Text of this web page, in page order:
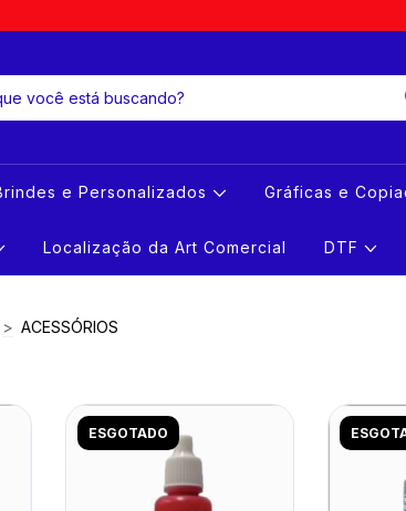
e Personalizados Gráficas e
Localização da Art Comercial DTF
> ACESSÓRIOS
ESGOTADO